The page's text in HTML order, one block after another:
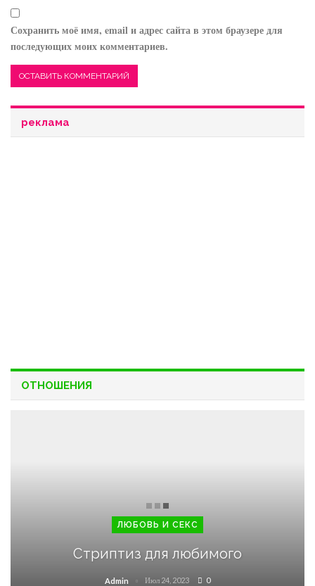
Сохранить моё имя, email и адрес сайта в этом браузере для
последующих моих комментариев.
реклама
ОТНОШЕНИЯ
ЛЮБОВЬ И СЕКС
Стриптиз для любимого
Admin Июл 24, 2023 0